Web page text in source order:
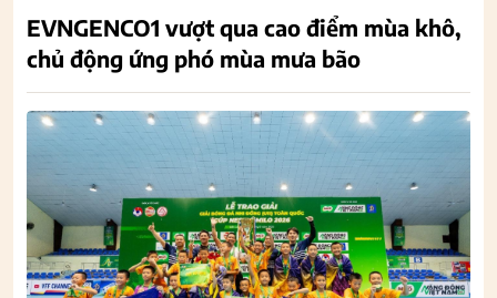
EVNGENCO1 vượt qua cao điểm mùa khô,
chủ động ứng phó mùa mưa bão